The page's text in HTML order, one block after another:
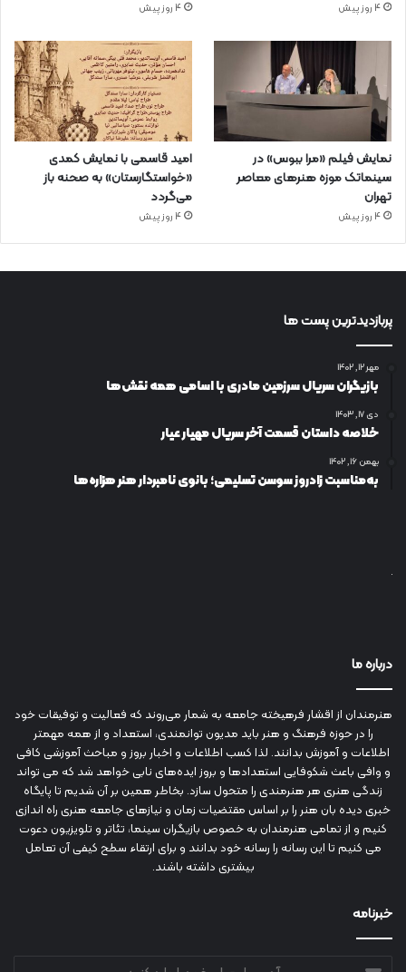
4 روز پیش 4 روز پیش
نمایش فیلم «مرا ببوس» در
سینماتک موزه هنرهای معاصر
تهران
4 روز پیش
امید قاسمی با نمایش کمدی
«خواستگارستان» به صحنه باز
می‌گردد
4 روز پیش
پربازدیدترین پست ها
مهر ۱۲, ۱۴۰۲
بازیگران سریال سرزمین مادری با اسامی همه نقش‌ها
دی ۱۷, ۱۴۰۳
خلاصه داستان قسمت آخر سریال مهیار عیار
بهمن ۱۶, ۱۴۰۲
به‌مناسبت زادروز سوسن تسلیمی؛ بانوی نامبردار هنر هزاره‌ها
درباره ما
هنرمندان از اقشار فرهیخته جامعه به شمار می‌روند که فعالیت و توفیقات خود
را در حوزه فرهنگ و هنر باید مدیون توانمندی، استعداد و از همه مهمتر
اطلاعات و آموزش بدانند. لذا کسب اطلاعات و اخبار بروز و مباحث آموزشی کافی
و وافی باعث شکوفایی استعدادها و بروز ایده‌های نابی خواهد شد که می تواند
زندگی هنری هر هنرمندی را متحول سازد. بخاطر همین بر آن شدیم تا پایگاه
خبری دیده بان هنر را بر اساس مقتضیات زمان و نیازهای جامعه هنری راه اندازی
کنیم و از تمامی هنرمندان به خصوص بازیگران سینما، تئاتر و تلویزیون دعوت
می کنیم تا این رسانه را رسانه خود بدانند و برای ارتقاء سطح کیفی آن تعامل
بیشتری داشته باشند.
خبرنامه